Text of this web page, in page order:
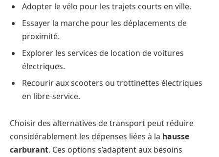
Adopter le vélo pour les trajets courts en ville.
Essayer la marche pour les déplacements de
proximité.
Explorer les services de location de voitures
électriques.
Recourir aux scooters ou trottinettes électriques
en libre-service.
Choisir des alternatives de transport peut réduire
considérablement les dépenses liées à la hausse
carburant. Ces options s’adaptent aux besoins